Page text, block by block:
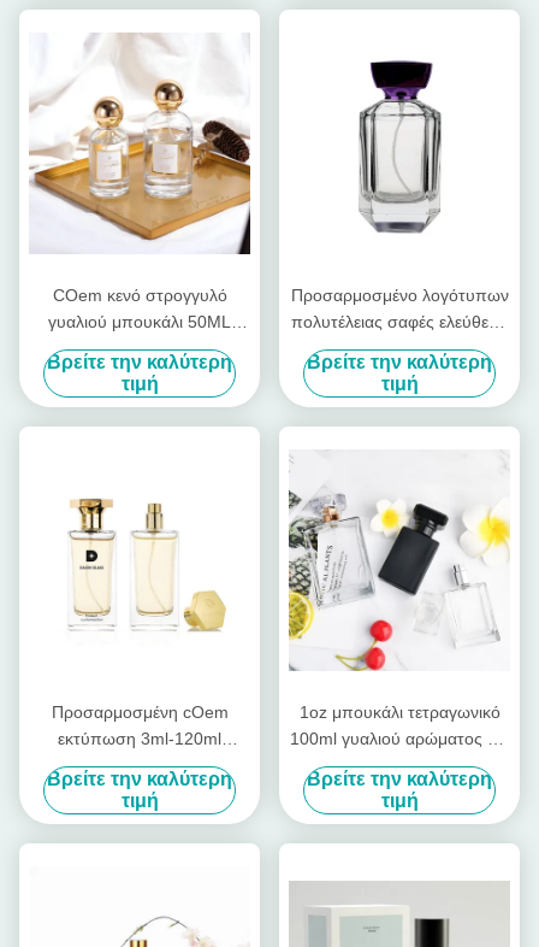
γυαλιού αρώματος ταξιδιού
φορητό συσκευασμένο
COem κενό στρογγυλό
γυαλιού μπουκάλι 50ML
100ML αρώματος
πολυτέλειας Zamac χρυσό
Βρείτε την καλύτερη
τιμή
Προσαρμοσμένο λογότυπων
πολυτέλειας σαφές ελεύθερο
σχέδιο μπουκαλιών
αρώματος γυαλιού κενό
Βρείτε την καλύτερη
τιμή
Προσαρμοσμένη cOem
εκτύπωση 3ml-120ml
οθόνης μπουκαλιών
αρώματος γυαλιού
λογότυπων
Βρείτε την καλύτερη
τιμή
1oz μπουκάλι τετραγωνικό
100ml γυαλιού αρώματος για
το υγρό τσιγάρων Ε Ε
Βρείτε την καλύτερη
τιμή